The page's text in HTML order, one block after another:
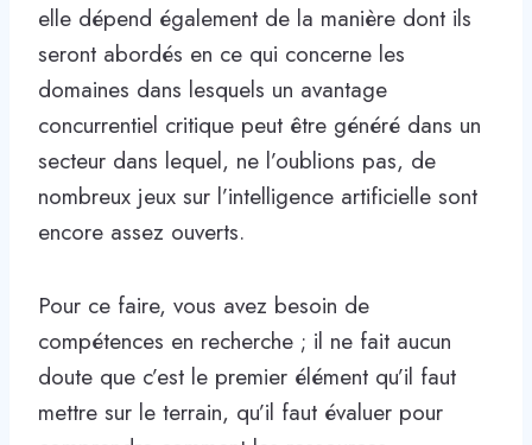
elle dépend également de la manière dont ils
seront abordés en ce qui concerne les
domaines dans lesquels un avantage
concurrentiel critique peut être généré dans un
secteur dans lequel, ne l’oublions pas, de
nombreux jeux sur l’intelligence artificielle sont
encore assez ouverts.
Pour ce faire, vous avez besoin de
compétences en recherche ; il ne fait aucun
doute que c’est le premier élément qu’il faut
mettre sur le terrain, qu’il faut évaluer pour